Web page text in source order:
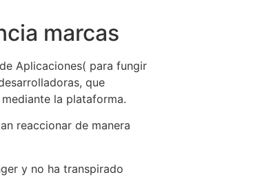
marcas
Aplicaciones( para fungir
que
la plataforma.
reaccionar de manera
y no ha transpirado